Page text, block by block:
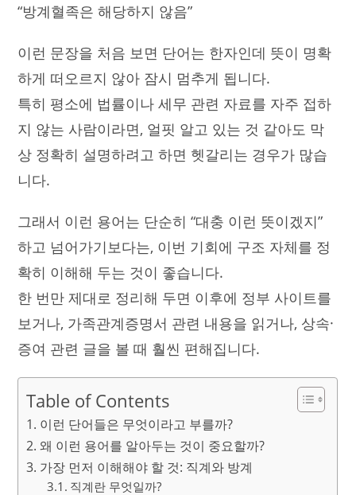
“방계혈족은 해당하지 않음”
이런 문장을 처음 보면 단어는 한자인데 뜻이 명확
하게 떠오르지 않아 잠시 멈추게 됩니다.
특히 평소에 법률이나 세무 관련 자료를 자주 접하
지 않는 사람이라면, 얼핏 알고 있는 것 같아도 막
상 정확히 설명하려고 하면 헷갈리는 경우가 많습
니다.
그래서 이런 용어는 단순히 “대충 이런 뜻이겠지”
하고 넘어가기보다는, 이번 기회에 구조 자체를 정
확히 이해해 두는 것이 좋습니다.
한 번만 제대로 정리해 두면 이후에 정부 사이트를
보거나, 가족관계증명서 관련 내용을 읽거나, 상속·
증여 관련 글을 볼 때 훨씬 편해집니다.
Table of Contents
이런 단어들은 무엇이라고 부를까?
왜 이런 용어를 알아두는 것이 중요할까?
가장 먼저 이해해야 할 것: 직계와 방계
직계란 무엇일까?